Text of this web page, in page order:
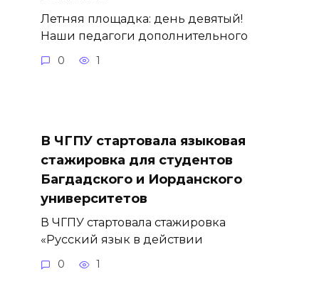
Летняя площадка: день девятый!
Наши педагоги дополнительного
0 1
В ЧГПУ стартовала языковая
стажировка для студентов
Багдадского и Иорданского
университетов
В ЧГПУ стартовала стажировка
«Русский язык в действии
0 1